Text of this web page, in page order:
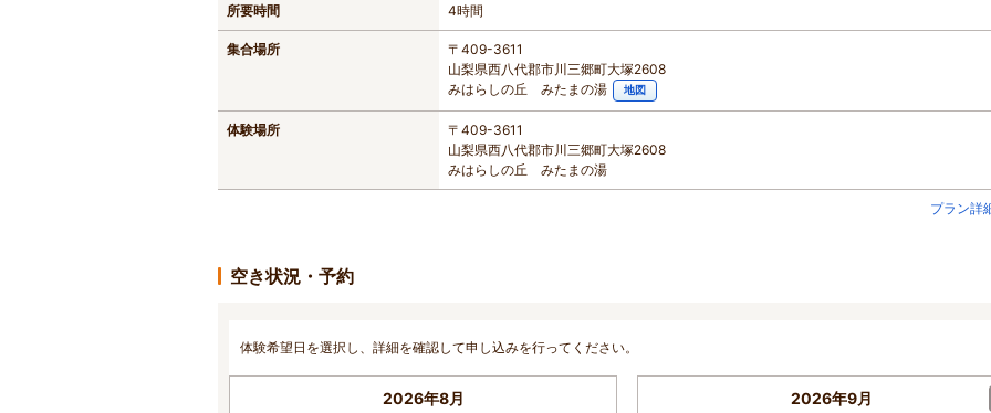
所要時間 4時間
集合場所
〒409-3611
山梨県西八代郡市川三郷町大塚2608
みはらしの丘 みたまの湯
地図
体験場所
〒409-3611
山梨県西八代郡市川三郷町大塚2608
みはらしの丘 みたまの湯
プラン詳
空き状況・予約
体験希望日を選択し、詳細を確認して申し込みを行ってください。
2026年8月 2026年9月